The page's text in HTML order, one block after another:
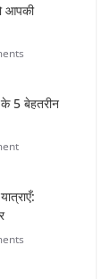
आपकी
5 बेहतरीन